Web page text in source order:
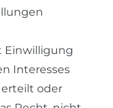
Einwilligung
Interesses
oder